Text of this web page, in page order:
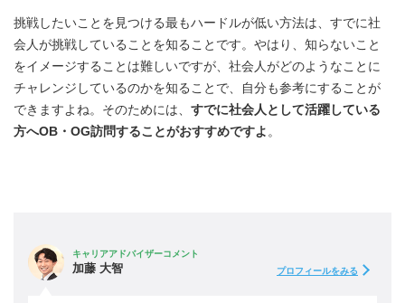
挑戦したいことを見つける最もハードルが低い方法は、すでに社
会人が挑戦していることを知ることです。やはり、知らないこと
をイメージすることは難しいですが、社会人がどのようなことに
チャレンジしているのかを知ることで、自分も参考にすることが
できますよね。そのためには、 すでに社会人として活躍している
方へOB・OG訪問することがおすすめですよ 。
キャリアアドバイザーコメント
加藤 大智 プロフィールをみる